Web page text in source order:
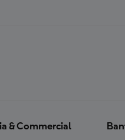
& Commercial